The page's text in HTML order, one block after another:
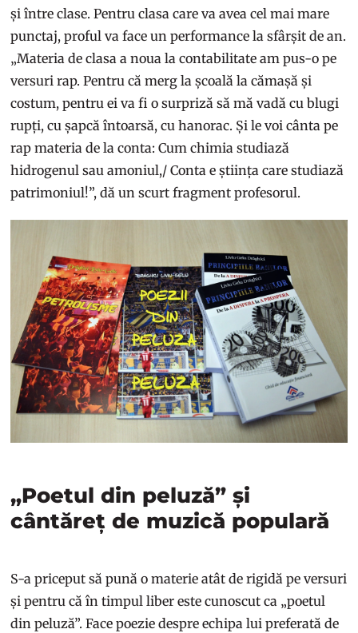
și între clase. Pentru clasa care va avea cel mai mare
punctaj, proful va face un performance la sfârșit de an.
„Materia de clasa a noua la contabilitate am pus-o pe
versuri rap. Pentru că merg la școală la cămașă și
costum, pentru ei va fi o surpriză să mă vadă cu blugi
rupți, cu șapcă întoarsă, cu hanorac. Și le voi cânta pe
rap materia de la conta: Cum chimia studiază
hidrogenul sau amoniul,/ Conta e știința care studiază
patrimoniul!”, dă un scurt fragment profesorul.
„Poetul din peluză” și
cântăreț de muzică populară
S-a priceput să pună o materie atât de rigidă pe versuri
și pentru că în timpul liber este cunoscut ca „poetul
din peluză”. Face poezie despre echipa lui preferată de